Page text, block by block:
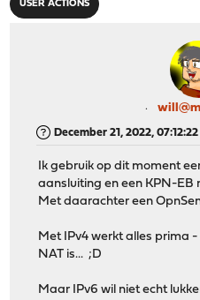
USER ACTIONS
December 21, 2022, 07:12:22
Ik gebruik op dit moment
aansluiting en een KPN-EB
Met daarachter een
Met IPv4 werkt alles prima
NAT is... ;D
Maar IPv6 wil niet echt